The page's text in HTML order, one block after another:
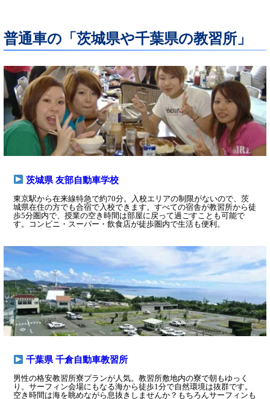
普通車の「茨城県や千葉県の教習所」
茨城県 友部自動車学校
東京駅から在来線特急で約70分。入校エリアの制限がないので、茨
城県在住の方でも合宿で入校できます。すべての宿舎が教習所から徒
歩5分圏内で、授業の空き時間は部屋に戻って過ごすことも可能で
す。コンビニ・スーパー・飲食店が徒歩圏内で生活も便利。
千葉県 千倉自動車教習所
男性の格安教習所寮プランが人気。教習所敷地内の寮で朝もゆっく
り。サーフィン会場にもなる海から徒歩1分で自然環境は抜群です。
空き時間は海を眺めながら息抜きしませんか？もちろんサーフィンも